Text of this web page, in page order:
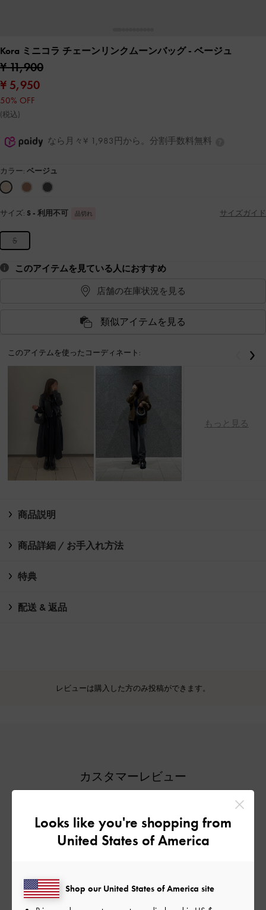
Kora ミニコラ チェーンリンクムーンバッグ- ベージュ
¥ 11,900
¥ 5,950
50% OFF
(税込)
なら月々¥ 1,983円から。分割手数料無料
カラー: ベージュ
サイズ: S - 利用不可 品切れ サイズガイド
S
このアイテムを見ている人におすすめ
店舗の在庫状況を見る
類似アイテムを見る
このアイテムを使ったコーディネート:
もっと見る
戻る
商品説明
商品詳細 / お手入れ方法
特典
配送 & 返品
レビューは購入した方のみ投稿ができます。
カスタマーレビュー
5 1件のレビューに基づく
3
0
Looks like you're shopping from
United States of America
Shop our United States of America site